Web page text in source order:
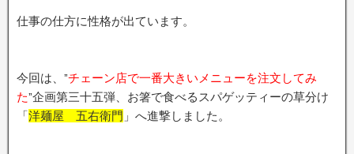
仕事の仕方に性格が出ています。
今回は、”チェーン店で一番大きいメニューを注文してみ
た”企画第三十五弾、お箸で食べるスパゲッティーの草分け
「洋麺屋 五右衛門 」へ進撃しました。